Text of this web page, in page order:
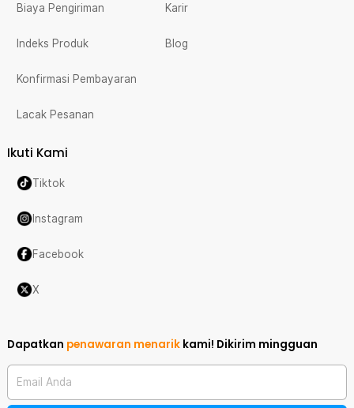
Biaya Pengiriman
Indeks Produk
Konfirmasi Pembayaran
Lacak Pesanan
Karir
Blog
Ikuti Kami
Tiktok
Instagram
Facebook
X
Dapatkan penawaran menarik kami! Dikirim mingguan
Email Anda